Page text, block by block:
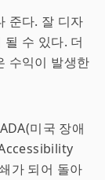
준다. 잘 디자
될 수 있다. 더
수익이 발생한
미국 장애
가 되어 돌아